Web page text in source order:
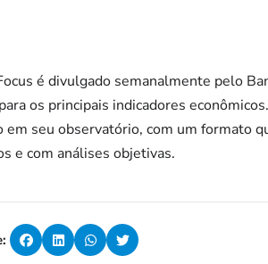
é divulgado semanalmente pelo
os principais indicadores
em seu observatório, com um formato
e com análises objetivas.